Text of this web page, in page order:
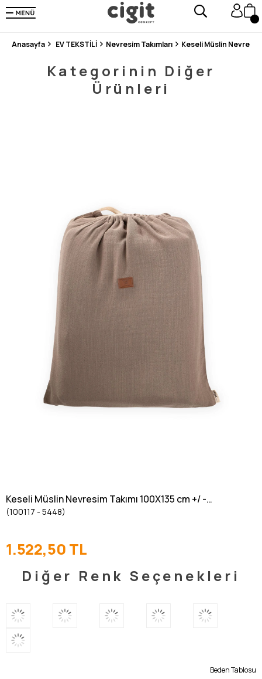
250.000'DEN FAZLA DEĞERLENDİRMEDE 5 ÜZERİNDEN 4.8 PUAN ALDI ⭐⭐⭐⭐⭐
3 MİLYONDAN FAZLA MUTLU MÜŞTERİ ❤️ 10 MİLYON ÜRÜN
Anasayfa EV TEKSTİLİ Nevresim Takımları
Kategorinin Diğer
Ürünleri
Keseli Müslin Nevresim Takımı 100X135 cm +/ -
3cm Çarşaf 120X150 Yastık 35X45 cm Toprak
(100117 - 5448)
1.522,50 TL
Diğer Renk Seçenekleri
Beden Tablosu